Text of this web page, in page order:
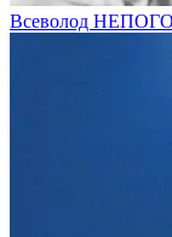
Всеволод